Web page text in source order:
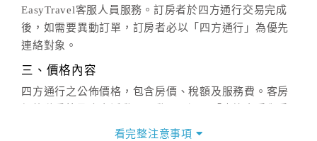
EasyTravel客服人員服務。訂房者於四方通行交易完成
後，如需要異動訂單，訂房者必以「四方通行」為優先
連絡對象。
三、價格內容
四方通行之公佈價格，包含房價、稅額及服務費。客房
價」之當日價格為標準。
看完整注意事項